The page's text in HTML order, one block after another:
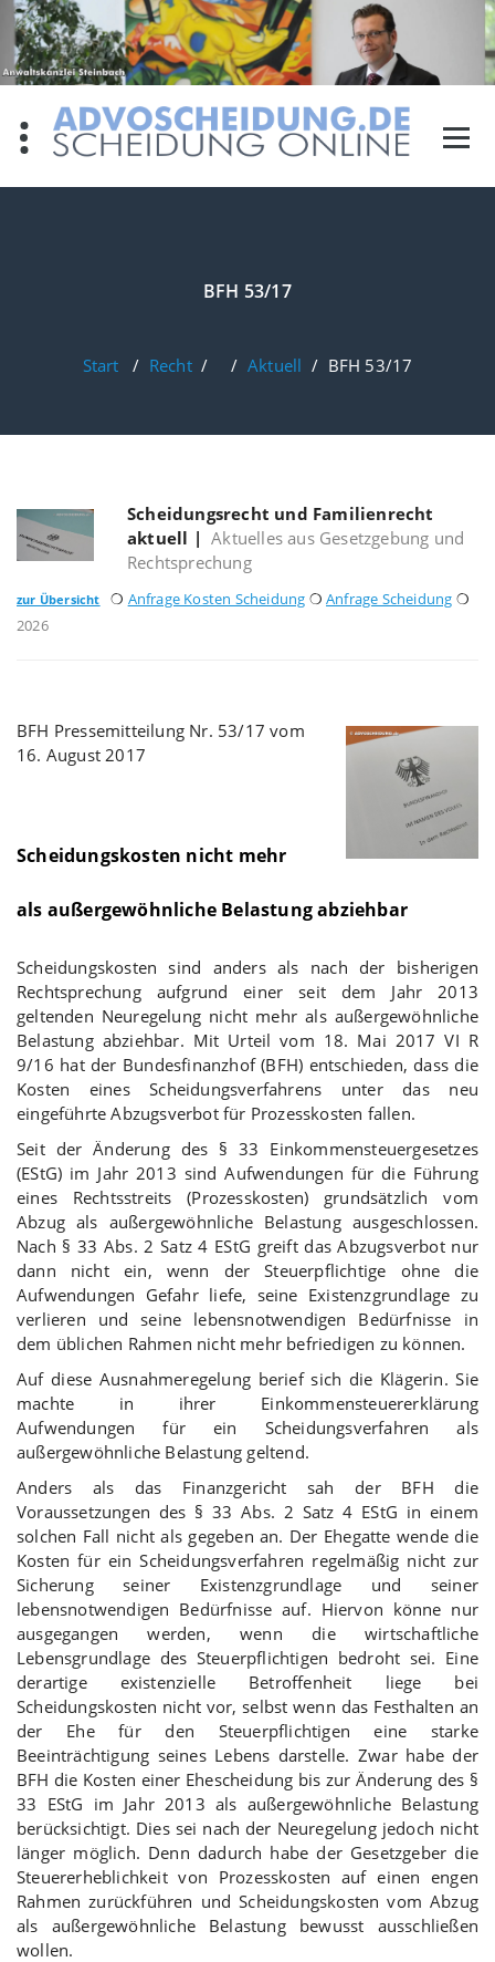
Zum
Inhalt
springen
BFH 53/17
Start / Recht/ /Aktuell / BFH 53/17
Scheidungsrecht und Familienrecht
aktuell | Aktuelles aus Gesetzgebung und
Rechtsprechung
zur Übersicht ❍ Anfrage Kosten Scheidung ❍Anfrage Scheidung ❍
2026
BFH Pressemitteilung Nr. 53/17 vom
16. August 2017
Scheidungskosten nicht mehr
als außergewöhnliche Belastung abziehbar
Scheidungskosten sind anders als nach der bisherigen
Rechtsprechung aufgrund einer seit dem Jahr 2013
geltenden Neuregelung nicht mehr als außergewöhnliche
Belastung abziehbar. Mit Urteil vom 18. Mai 2017 VI R
9/16 hat der Bundesfinanzhof (BFH) entschieden, dass die
Kosten eines Scheidungsverfahrens unter das neu
eingeführte Abzugsverbot für Prozesskosten fallen.
Seit der Änderung des § 33 Einkommensteuergesetzes
(EStG) im Jahr 2013 sind Aufwendungen für die Führung
eines Rechtsstreits (Prozesskosten) grundsätzlich vom
Abzug als außergewöhnliche Belastung ausgeschlossen.
Nach § 33 Abs. 2 Satz 4 EStG greift das Abzugsverbot nur
dann nicht ein, wenn der Steuerpflichtige ohne die
Aufwendungen Gefahr liefe, seine Existenzgrundlage zu
verlieren und seine lebensnotwendigen Bedürfnisse in
dem üblichen Rahmen nicht mehr befriedigen zu können.
Auf diese Ausnahmeregelung berief sich die Klägerin. Sie
machte in ihrer Einkommensteuererklärung
Aufwendungen für ein Scheidungsverfahren als
außergewöhnliche Belastung geltend.
Anders als das Finanzgericht sah der BFH die
Voraussetzungen des § 33 Abs. 2 Satz 4 EStG in einem
solchen Fall nicht als gegeben an. Der Ehegatte wende die
Kosten für ein Scheidungsverfahren regelmäßig nicht zur
Sicherung seiner Existenzgrundlage und seiner
lebensnotwendigen Bedürfnisse auf. Hiervon könne nur
ausgegangen werden, wenn die wirtschaftliche
Lebensgrundlage des Steuerpflichtigen bedroht sei. Eine
derartige existenzielle Betroffenheit liege bei
Scheidungskosten nicht vor, selbst wenn das Festhalten an
der Ehe für den Steuerpflichtigen eine starke
Beeinträchtigung seines Lebens darstelle. Zwar habe der
BFH die Kosten einer Ehescheidung bis zur Änderung des §
33 EStG im Jahr 2013 als außergewöhnliche Belastung
berücksichtigt. Dies sei nach der Neuregelung jedoch nicht
länger möglich. Denn dadurch habe der Gesetzgeber die
Steuererheblichkeit von Prozesskosten auf einen engen
Rahmen zurückführen und Scheidungskosten vom Abzug
als außergewöhnliche Belastung bewusst ausschließen
wollen.